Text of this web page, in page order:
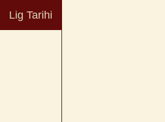
Lig Tarihi